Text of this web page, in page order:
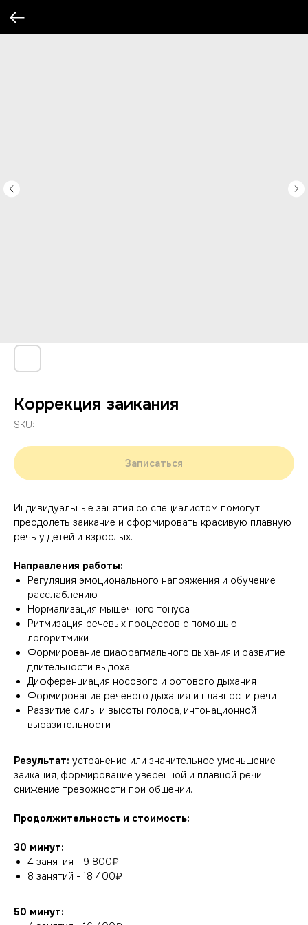
Коррекция заикания
SKU:
Записаться
Индивидуальные занятия со специалистом помогут
преодолеть заикание и сформировать красивую плавную
речь у детей и взрослых.
Направления работы:
Регуляция эмоционального напряжения и обучение
расслаблению
Нормализация мышечного тонуса
Ритмизация речевых процессов с помощью
логоритмики
Формирование диафрагмального дыхания и развитие
длительности выдоха
Дифференциация носового и ротового дыхания
Формирование речевого дыхания и плавности речи
Развитие силы и высоты голоса, интонационной
выразительности
Результат: устранение или значительное уменьшение
заикания, формирование уверенной и плавной речи,
снижение тревожности при общении.
Продолжительность и стоимость:
30 минут:
4 занятия - 9 800₽,
8 занятий - 18 400₽
50 минут: